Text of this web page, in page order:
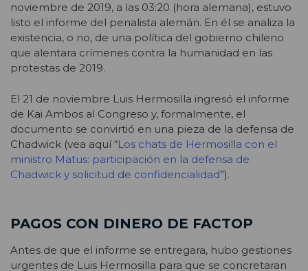
noviembre de 2019, a las 03:20 (hora alemana), estuvo
listo el informe del penalista alemán. En él se analiza la
existencia, o no, de una política del gobierno chileno
que alentara crímenes contra la humanidad en las
protestas de 2019.
El 21 de noviembre Luis Hermosilla ingresó el informe
de Kai Ambos al Congreso y, formalmente, el
documento se convirtió en una pieza de la defensa de
Chadwick (vea aquí “Los chats de Hermosilla con el
ministro Matus: participación en la defensa de
Chadwick y solicitud de confidencialidad”).
PAGOS CON DINERO DE FACTOP
Antes de que el informe se entregara, hubo gestiones
urgentes de Luis Hermosilla para que se concretaran